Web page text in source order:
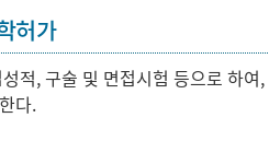
허가
적, 구술 및 면접시험 등으로 하여,
다.